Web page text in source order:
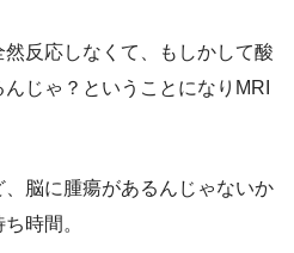
反応しなくて、もしかして酸
じゃ？ということになりMRI
脳に腫瘍があるんじゃないか
時間。